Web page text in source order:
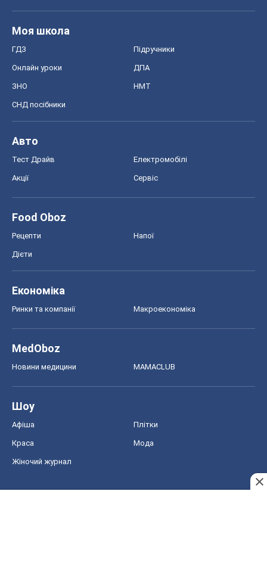
Моя школа
ГДЗ Підручники
Онлайн уроки ДПА
ЗНО НМТ
СНД посібники
Авто
Тест Драйв Електромобілі
Акції Сервіс
Food Oboz
Рецепти Напої
Дієти
Економіка
Ринки та компанії Макроекономіка
MedOboz
Новини медицини MAMACLUB
Шоу
Афіша Плітки
Краса Мода
Жіночий журнал